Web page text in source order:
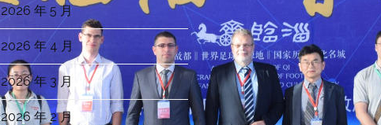
2026 年 5 月
2026 年 4 月
2026 年 3 月
2026 年 2 月